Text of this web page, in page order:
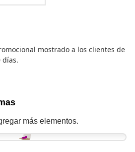
mostrado a los clientes de
días.